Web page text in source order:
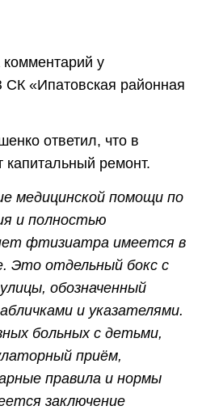
у
СК «Ипатовская районная
ответил, что в
ремонт.
медицинской помощи по
и полностью
фтизиатра имеется в
Это отдельный бокс с
обозначенный
и указателями.
больных с детьми,
приём,
правила и нормы
заключение